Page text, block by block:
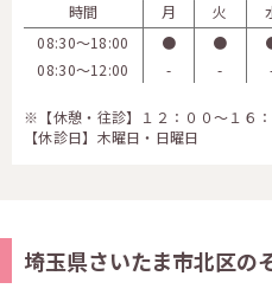
時間 月 火
08:30〜18:00
● ●
08:30〜12:00
- -
※【休憩・往診】１２：００～１６：
【休診日】木曜日・日曜日
埼玉県さいたま市北区の